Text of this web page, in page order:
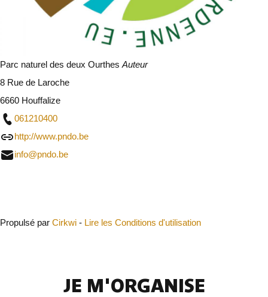
Parc naturel des deux Ourthes Auteur
8 Rue de Laroche
6660 Houffalize
061210400
http://www.pndo.be
info@pndo.be
Propulsé par Cirkwi - Lire les Conditions d'utilisation
JE M'ORGANISE